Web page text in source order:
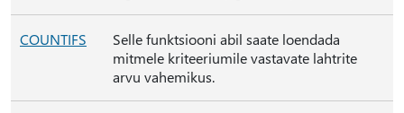
COUNTIFS
Selle funktsiooni abil saate loendada
mitmele kriteeriumile vastavate lahtrite
arvu vahemikus.